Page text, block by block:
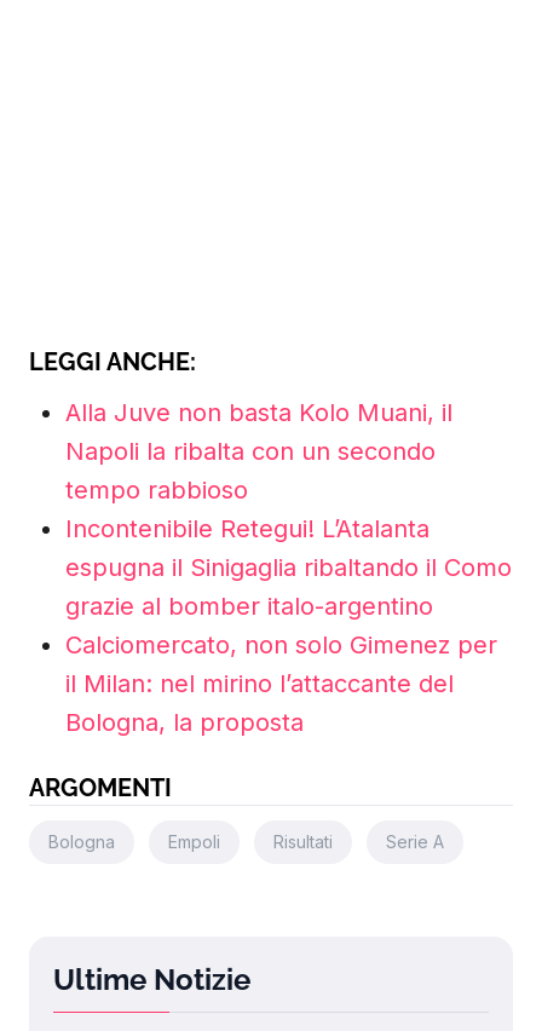
LEGGI ANCHE:
Alla Juve non basta Kolo Muani, il
Napoli la ribalta con un secondo
tempo rabbioso
Incontenibile Retegui! L’Atalanta
espugna il Sinigaglia ribaltando il Como
grazie al bomber italo-argentino
Calciomercato, non solo Gimenez per
il Milan: nel mirino l’attaccante del
Bologna, la proposta
ARGOMENTI
Bologna Empoli Risultati Serie A
Ultime Notizie